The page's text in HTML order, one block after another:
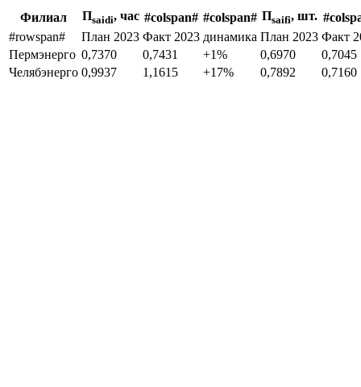
Филиал Пsaidi, час #colspan# #colspan# Пsaifi, шт.
#rowspan#
План 2023 Факт 2023 динамика План 2023 Факт
Пермэнерго 0,7370 0,7431 +1% 0,6970
0,7045
Челябэнерго 0,9937 1,1615 +17% 0,7892 0,7160